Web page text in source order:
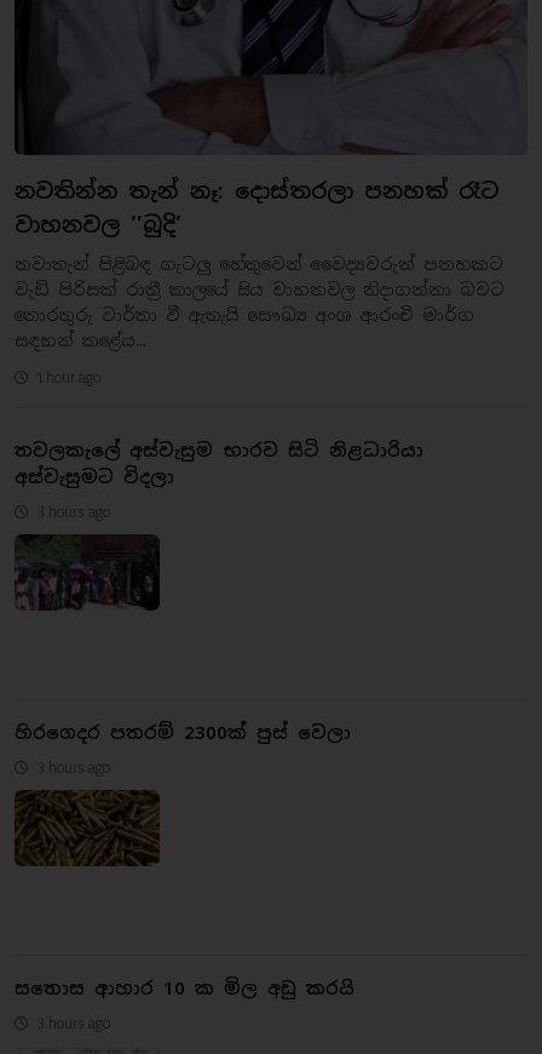
නවතින්න තැන් නෑ: දොස්තරලා පනහක් රෑට
වාහනවල ’’බුදි’
නවාතැන් පිළිබඳ ගැටලු හේතුවෙන් වෛද්‍යවරුන් පනහකට
වැඩි පිරිසක් රාත්‍රී කාලයේ සිය වාහනවල නිදාගන්නා බවට
තොරතුරු වාර්තා වී ඇතැයි සෞඛ්‍ය අංශ ආරංචි මාර්ග
සඳහන් කළේය...
1 hour ago
තවලකැලේ අස්වැසුම භාරව සිටි නිළධාරියා
අස්වැසුමට විදලා
3 hours ago
හිරගෙදර පතරම් 2300ක් පුස් වෙලා
3 hours ago
සතොස ආහාර 10 ක මිල අඩු කරයි
3 hours ago